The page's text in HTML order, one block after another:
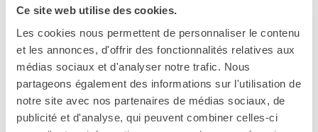
Ce site web utilise des cookies.
Les cookies nous permettent de personnaliser le contenu
et les annonces, d'offrir des fonctionnalités relatives aux
médias sociaux et d'analyser notre trafic. Nous
partageons également des informations sur l'utilisation de
notre site avec nos partenaires de médias sociaux, de
publicité et d'analyse, qui peuvent combiner celles-ci
HANNO UNA TRA­DU­ZIO­NE ESAT­TA
LINGUA FRANCESE
5 ESEM­PI DI PA­RO­NI­MI FRAN­CE­SI